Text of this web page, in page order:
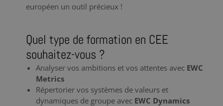
européen un outil précieux !
Quel type de formation en CEE
souhaitez-vous ?
Analyser vos ambitions et vos attentes avec EWC
Metrics
Répertorier vos systèmes de valeurs et
dynamiques de groupe avec EWC Dynamics